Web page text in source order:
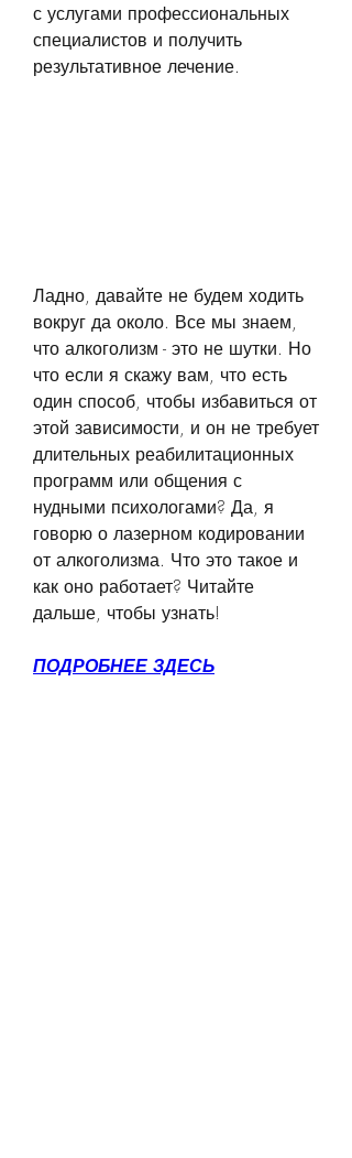
с услугами профессиональных
специалистов и получить
результативное лечение.
Ладно, давайте не будем ходить
вокруг да около. Все мы знаем,
что алкоголизм - это не шутки. Но
что если я скажу вам, что есть
один способ, чтобы избавиться от
этой зависимости, и он не требует
длительных реабилитационных
программ или общения с
нудными психологами? Да, я
говорю о лазерном кодировании
от алкоголизма. Что это такое и
как оно работает? Читайте
дальше, чтобы узнать!
ПОДРОБНЕЕ ЗДЕСЬ